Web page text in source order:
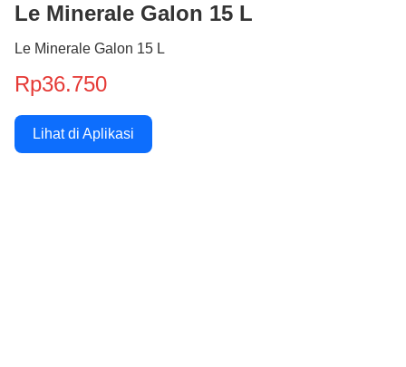
Le Minerale Galon 15 L
Le Minerale Galon 15 L
Rp36.750
Lihat di Aplikasi